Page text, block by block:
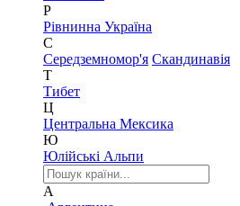
Р
Рівнинна Україна
С
Середземномор'я Скандинавія
Т
Тибет
Ц
Центральна Мексика
Ю
Юлійські Альпи
А